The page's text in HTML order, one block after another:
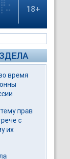
18+
время
прав
с
их